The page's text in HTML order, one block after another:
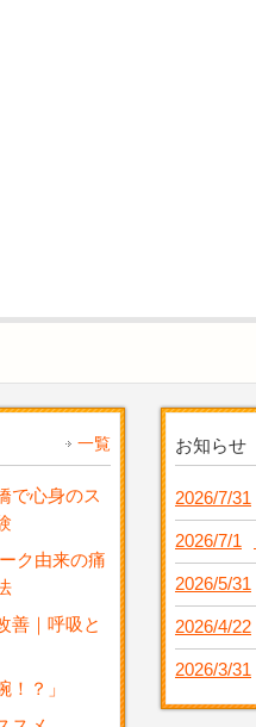
一覧
で心身のス
ク由来の痛
善｜呼吸と
！？」
お知らせ
2026/7/31
2026/7/1
2026/5/31
2026/4/22
2026/3/31